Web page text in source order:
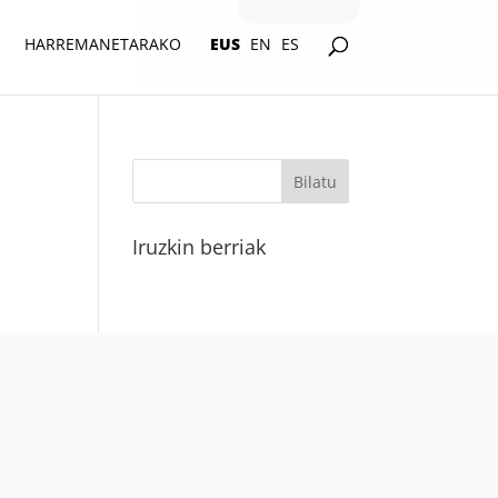
HARREMANETARAKO EUS EN ES
Iruzkin berriak